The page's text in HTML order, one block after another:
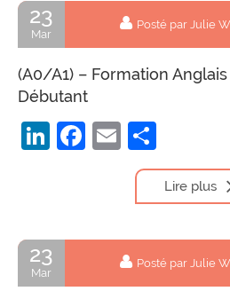
23
Mar
Posté par Julie
(A0/A1) – Formation
Débutant
LinkedIn
Facebook
Email
Lire plus
23
Mar
Posté par Julie